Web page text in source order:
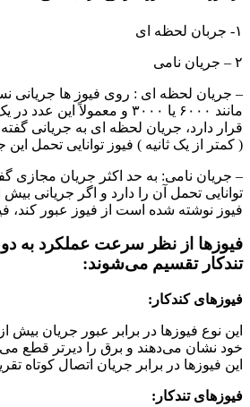
۱- جربان لحظه ای
۲ – جریان نامی
– جریان لحظه ای : روی فیوز ها جریانی
مانند ۶۰۰۰ یا ۳۰۰۰ و معمولاً
قرار دارد، جریان لحظه ای به جریانی
( کمتر از یک ثانیه ) فیوز توانایی تحمل این
– جریان نامی: به حد اکثر جریان مجازی
توانایی تحمل آن را دارد و اگر جریانی
فیوز نوشته شده است از فیوز عبور کند،
فیوزها از نظر سرعت عملکرد به دو
تندکار تقسیم می‌شوند:
فیوزهای کندکار:
این نوع فیوزها در برابر عبور جریان بیش
خود نشان می‌دهند و برق را دیرتر قطع
این فیوزها در برابر جریان اتصال کوتاه
فیوزهای تندکار: